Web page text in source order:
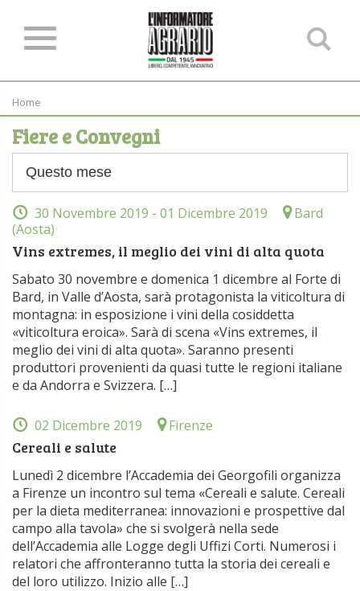
Home
Fiere e Convegni
30 Novembre 2019 - 01 Dicembre 2019
Bard
(Aosta)
Vins extremes, il meglio dei vini di alta quota
Sabato 30 novembre e domenica 1 dicembre al Forte di
Bard, in Valle d’Aosta, sarà protagonista la viticoltura di
montagna: in esposizione i vini della cosiddetta
«viticoltura eroica». Sarà di scena «Vins extremes, il
meglio dei vini di alta quota». Saranno presenti
produttori provenienti da quasi tutte le regioni italiane
e da Andorra e Svizzera. […]
02 Dicembre 2019 Firenze
Cereali e salute
Lunedì 2 dicembre l’Accademia dei Georgofili organizza
a Firenze un incontro sul tema «Cereali e salute. Cereali
per la dieta mediterranea: innovazioni e prospettive dal
campo alla tavola» che si svolgerà nella sede
dell’Accademia alle Logge degli Uffizi Corti. Numerosi i
relatori che affronteranno tutta la storia dei cereali e
del loro utilizzo. Inizio alle […]